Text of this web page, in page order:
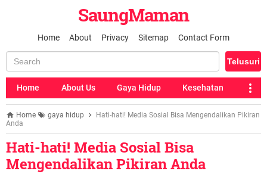
SaungMaman
Home About Privacy Sitemap Contact Form
Home About Us Gaya Hidup Kesehatan
Home gaya hidup
Hati-hati! Media Sosial Bisa Mengendalikan Pikiran
Anda
Hati-hati! Media Sosial Bisa
Mengendalikan Pikiran Anda